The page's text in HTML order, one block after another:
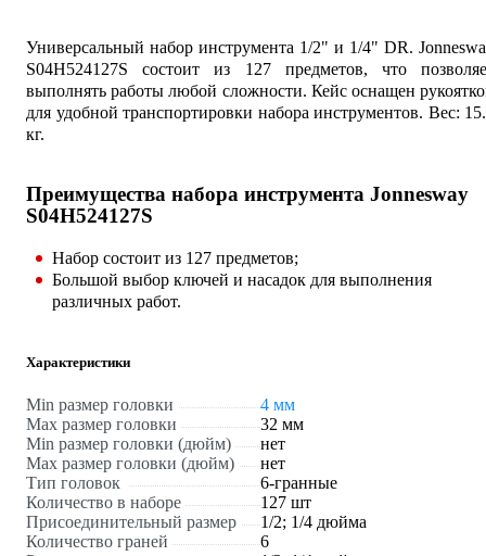
Универсальный набор инструмента 1/2" и 1/4" DR.
S04H524127S состоит из 127 предметов, что
выполнять работы любой сложности. Кейс оснащен
для удобной транспортировки набора инструментов. Вес:
кг.
Преимущества набора инструмента Jonnesway
S04H524127S
Набор состоит из 127 предметов;
Большой выбор ключей и насадок для выполнения
различных работ.
Характеристики
Min размер головки
4 мм
Max размер головки
32 мм
Min размер головки (дюйм)
нет
Max размер головки (дюйм)
нет
Тип головок
6-гранные
Количество в наборе
127 шт
Присоединительный размер
1/2; 1/4 дюйма
Количество граней
6